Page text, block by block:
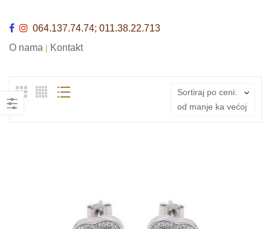
064.137.74.74; 011.38.22.713
O nama | Kontakt
Sortiraj po ceni:
od manje ka većoj